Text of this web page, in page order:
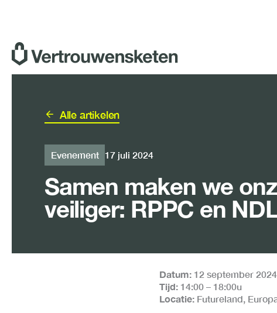
inhoud
Alle artikelen
Evenement 17 juli 2024
Samen maken we
veiliger: RPPC en
Datum: 12 september 2024
Tijd: 14:00 – 18:00u
Locatie: Futureland,